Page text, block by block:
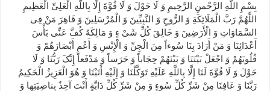
بِسْمِ اللّهِ الرَّحْمنِ الرَّحِیمِ وَ لَا حَوْلَ وَ لَا قُوَّةَ إِلَّا بِاللَّهِ الْعَلِیِّ الْعَظِیمِ
اللَّهُمَّ رَبَّ الْمَلَائِکَةِ وَ الرُّوحِ وَ النَّبِیِّینَ وَ الْمُرْسَلِینَ وَ قَاهِرَ مَنْ فِی
السَّمَاوَاتِ وَ الْأَرَضِینَ وَ خَالِقَ کُلِّ شَیْ ءٍ وَ مَالِکَهُ کُفَّ عَنِّی بَأْسَ
أَعْدَائِنَا وَ مَنْ أَرَادَ بِنَا سُوءاً مِنَ الْجِنِّ وَ الْإِنْسِ وَ أَعْمِ أَبْصَارَهُمْ وَ
قُلُوبَهُمْ وَ اجْعَلْ بَیْنَنَا وَ بَیْنَهُمْ حِجَاباً وَ حَرَساً وَ مَدْفَعاً إِنَّکَ رَبُّنَا وَ لَا
حَوْلَ وَ لَا قُوَّةَ لَنَا إِلَّا بِاللَّهِ عَلَیْهِ تَوَکَّلْنَا وَ إِلَیْهِ أَنَبْنَا وَ هُوَ الْعَزِیزُ الْحَکِیمُ
رَبَّنَا وَ عَافِنَا مِنْ شَرِّ کُلِّ سُوءٍ وَ مِنْ شَرِّ کُلِّ دَابَّةٍ أَنْتَ آخِذٌ بِناصِیَتِها وَ